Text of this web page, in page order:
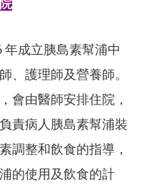
年成立胰島素幫浦中
、護理師及營養師。
會由醫師安排住院，
責病人胰島素幫浦裝
調整和飲食的指導，
的使用及飲食的計